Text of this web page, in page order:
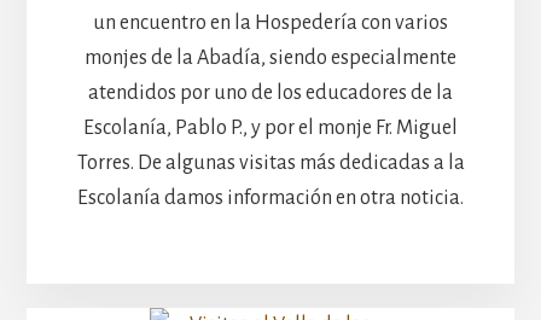
un encuentro en la Hospedería con varios
monjes de la Abadía, siendo especialmente
atendidos por uno de los educadores de la
Escolanía, Pablo P., y por el monje Fr. Miguel
Torres. De algunas visitas más dedicadas a la
Escolanía damos información en otra noticia.